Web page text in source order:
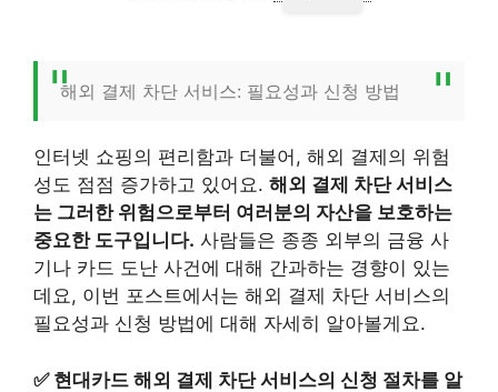
해외 결제 차단 서비스: 필요성과 신청 방법
인터넷 쇼핑의 편리함과 더불어, 해외 결제의 위험
성도 점점 증가하고 있어요. 해외 결제 차단 서비스
는 그러한 위험으로부터 여러분의 자산을 보호하는
중요한 도구입니다. 사람들은 종종 외부의 금융 사
기나 카드 도난 사건에 대해 간과하는 경향이 있는
데요, 이번 포스트에서는 해외 결제 차단 서비스의
필요성과 신청 방법에 대해 자세히 알아볼게요.
✅ 현대카드 해외 결제 차단 서비스의 신청 절차를 알